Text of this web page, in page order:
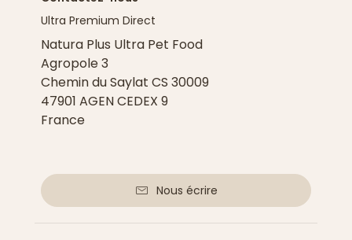
Ultra Premium Direct
Natura Plus Ultra Pet Food
Agropole 3
Chemin du Saylat CS 30009
47901 AGEN CEDEX 9
France
Nous écrire